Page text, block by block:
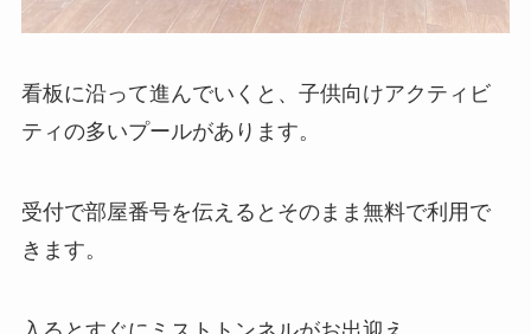
看板に沿って進んでいくと、子供向けアクティビ
ティの多いプールがあります。
受付で部屋番号を伝えるとそのまま無料で利用で
きます。